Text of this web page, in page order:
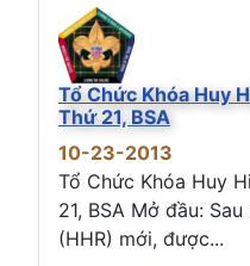
Tổ Chức Khóa Huy
Thứ 21, BSA
10-23-2013
Tổ Chức Khóa Huy
21, BSA Mở đầu:
(HHR) mới, được...